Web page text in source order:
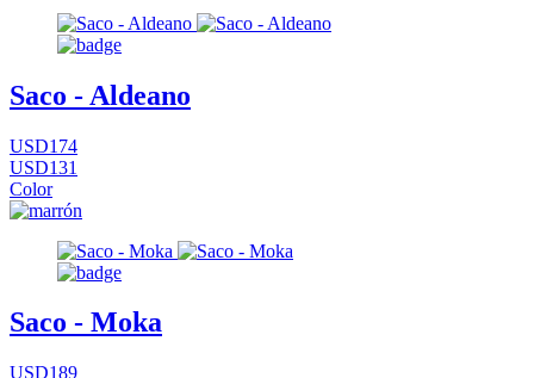
Saco - Aldeano
USD174
USD131
Color
Saco - Moka
USD189